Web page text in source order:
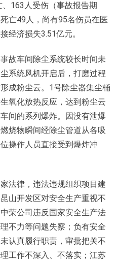
163人受伤（事故报告期
亡49人，尚有95名伤员在医
经济损失3.51亿元。
故车间除尘系统较长时间未
系统风机开启后，打磨过程
成粉尘云。1号除尘器集尘桶
氧化放热反应，达到粉尘云
间的系列爆炸。因没有泄爆
烧物瞬间经除尘管道从各吸
操作人员直接受到爆炸冲
法律，违法违规组织项目建
山开发区对安全生产重视不
荣公司违反国家安全生产法
不力等问题失察；负有安全
认真履行职责，审批把关不
工作不深入、不落实；江苏